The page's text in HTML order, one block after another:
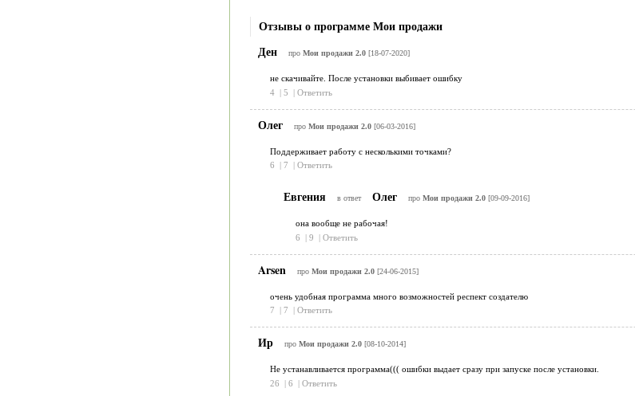
Отзывы о программе Мои продажи
Ден
про Мои продажи 2.0[18-07-2020]
не скачивайте. После установки выбивает ошибку
4 | 5 | Ответить
Олег про Мои продажи 2.0[06-03-2016]
Поддерживает работу с несколькими точками?
6
| 7 | Ответить
Евгения в ответ Олег про Мои продажи 2.0[09-09-2016]
она вообще не рабочая!
6
| 9 | Ответить
Arsen про Мои продажи 2.0[24-06-2015]
очень удобная программа много возможностей респект создателю
7
| 7 | Ответить
Ир про Мои продажи 2.0[08-10-2014]
Не устанавливается программа((( ошибки выдает сразу при запуске после установки.
26
| 6 | Ответить